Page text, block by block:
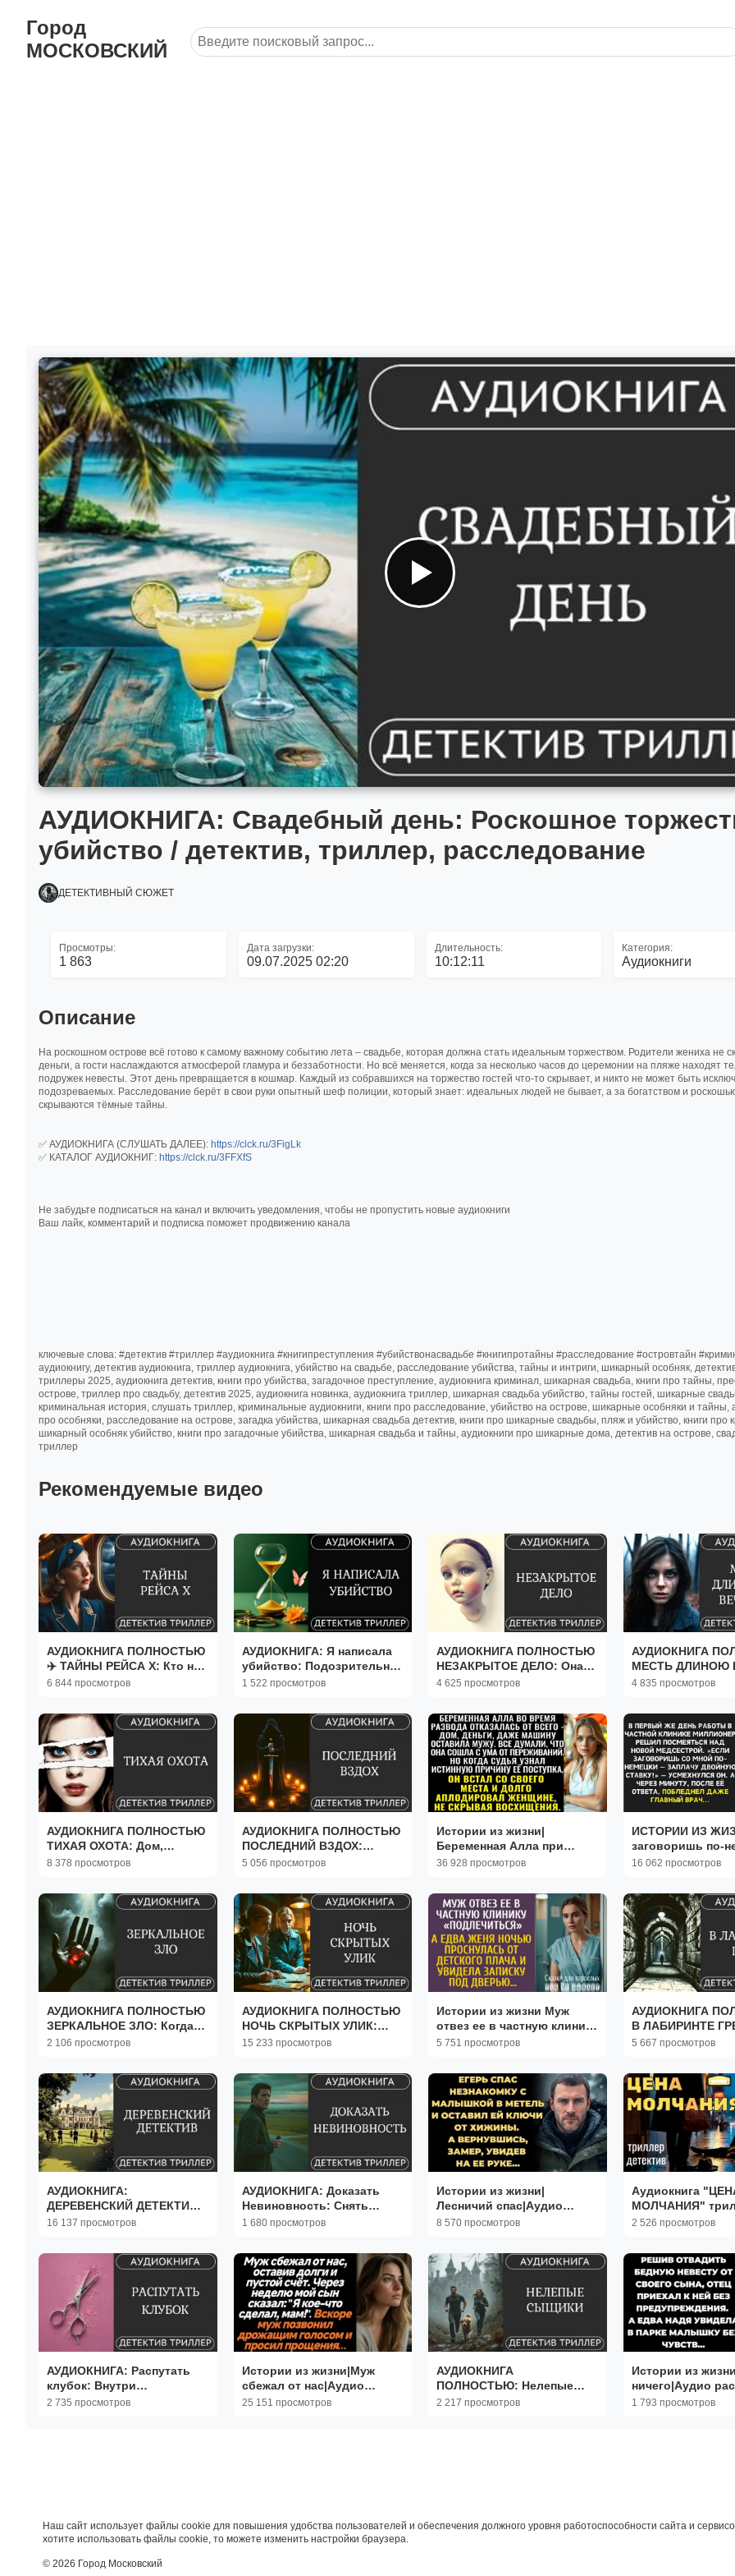
Город
МОСКОВСКИЙ
АУДИОКНИГА: Свадебный день: Роскошное
убийство / детектив, триллер, расследование
ДЕТЕКТИВНЫЙ СЮЖЕТ
Просмотры:
1 863
Дата загрузки:
09.07.2025 02:20
Длительность:
10:12:11
Категория:
Аудиокниги
Описание
На роскошном острове всё готово к самому важному событию лета – свадьбе, которая должна стать идеальным торжеством. Родители жениха не
деньги, а гости наслаждаются атмосферой гламура и беззаботности. Но всё меняется, когда за несколько часов до церемонии на пляже находят
подружек невесты. Этот день превращается в кошмар. Каждый из собравшихся на торжество гостей что-то скрывает, и никто не может быть
подозреваемых. Расследование берёт в свои руки опытный шеф полиции, который знает: идеальных людей не бывает, а за богатством и
скрываются тёмные тайны.
✅ АУДИОКНИГА (СЛУШАТЬ ДАЛЕЕ): https://clck.ru/3FigLk
✅ КАТАЛОГ АУДИОКНИГ: https://clck.ru/3FFXfS
Не забудьте подписаться на канал и включить уведомления, чтобы не пропустить новые аудиокниги
Ваш лайк, комментарий и подписка поможет продвижению канала
ключевые слова: #детектив #триллер #аудиокнига #книгипреступления #убийствонасвадьбе #книгипротайны #расследование #островтайн
аудиокнигу, детектив аудиокнига, триллер аудиокнига, убийство на свадьбе, расследование убийства, тайны и интриги, шикарный особняк,
триллеры 2025, аудиокнига детектив, книги про убийства, загадочное преступление, аудиокнига криминал, шикарная свадьба, книги про тайны,
острове, триллер про свадьбу, детектив 2025, аудиокнига новинка, аудиокнига триллер, шикарная свадьба убийство, тайны гостей, шикарные
криминальная история, слушать триллер, криминальные аудиокниги, книги про расследование, убийство на острове, шикарные особняки и тайны,
про особняки, расследование на острове, загадка убийства, шикарная свадьба детектив, книги про шикарные свадьбы, пляж и убийство, книги про
шикарный особняк убийство, книги про загадочные убийства, шикарная свадьба и тайны, аудиокниги про шикарные дома, детектив на острове,
триллер
Рекомендуемые видео
АУДИОКНИГА ПОЛНОСТЬЮ
✈️ ТАЙНЫ РЕЙСА X: Кто не
долетит живым? ///
6 844 просмотров
АУДИОКНИГА: Я написала
убийство: Подозрительная
машина, погоня, опасность
1 522 просмотров
АУДИОКНИГА ПОЛНОСТЬЮ
НЕЗАКРЫТОЕ ДЕЛО: Она
докопается до истины ️ ///
4 625 просмотров
АУДИОКНИГА
МЕСТЬ ДЛИНОЮ
ВЕЧНОСТЬ:
4 835 просмотров
АУДИОКНИГА ПОЛНОСТЬЮ ️️
ТИХАЯ ОХОТА: Дом,
полный лжи и секретов ///
8 378 просмотров
АУДИОКНИГА ПОЛНОСТЬЮ
ПОСЛЕДНИЙ ВЗДОХ:
Экстрасенс против
5 056 просмотров
Истории из жизни|
Беременная Алла при
разводе отказалась от
36 928 просмотров
ИСТОРИИ ИЗ
заговоришь по-
заплачу
16 062 просмотров
АУДИОКНИГА ПОЛНОСТЬЮ
ЗЕРКАЛЬНОЕ ЗЛО: Когда
отражения скрывают
2 106 просмотров
АУДИОКНИГА ПОЛНОСТЬЮ
НОЧЬ СКРЫТЫХ УЛИК:
Ключ к разгадке близок ///
15 233 просмотров
Истории из жизни Муж
отвез ее в частную клинику
«подлечиться»… А едва
5 751 просмотров
АУДИОКНИГА
В ЛАБИРИНТЕ
ли выход из
5 667 просмотров
АУДИОКНИГА:
ДЕРЕВЕНСКИЙ ДЕТЕКТИВ
Хладнокровное
16 137 просмотров
АУДИОКНИГА: Доказать
Невиновность: Снять
обвинение любой ценой ///
1 680 просмотров
Истории из жизни|
Лесничий спас|Аудио
рассказы|Аудиокниги
8 570 просмотров
Аудиокнига
МОЛЧАНИЯ"
детектив
2 526 просмотров
АУДИОКНИГА: Распутать
клубок: Внутри
благополучной семьи ///
2 735 просмотров
Истории из жизни|Муж
сбежал от нас|Аудио
рассказы|Аудиокниги
25 151 просмотров
АУДИОКНИГА
ПОЛНОСТЬЮ: Нелепые
сыщики: Странные дела,
2 217 просмотров
Истории из
ничего|Аудио
Аудиокниги
1 793 просмотров
Наш сайт использует файлы cookie для повышения удобства пользователей и обеспечения должного уровня работоспособности сайта и
хотите использовать файлы cookie, то можете изменить настройки браузера.
© 2026 Город Московский